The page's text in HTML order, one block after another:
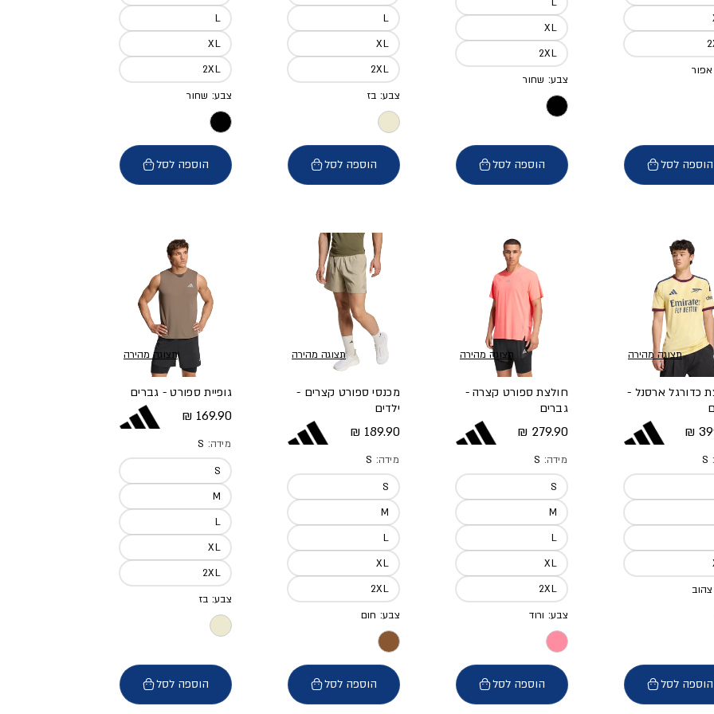
הוספה לסל
XL
2XL
צבע: שחור
הוספה לסל
L
XL
2XL
צבע: בז
הוספה לסל
L
XL
2XL
צבע: שחור
הוספה לסל
תצוגה מהירה
כדורגל ארסנל -
מלא
S
הוספה לסל
תצוגה מהירה
חולצת ספורט קצרה -
גברים
מחיר מלא
279.90 ₪
מידה: S
S
M
L
XL
2XL
צבע: ורוד
הוספה לסל
תצוגה מהירה
מכנסי ספורט קצרים -
ילדים
מחיר מלא
189.90 ₪
מידה: S
S
M
L
XL
2XL
צבע: חום
הוספה לסל
תצוגה מהירה
גופיית ספורט - גברים
מחיר מלא
169.90 ₪
מידה: S
S
M
L
XL
2XL
צבע: בז
הוספה לסל